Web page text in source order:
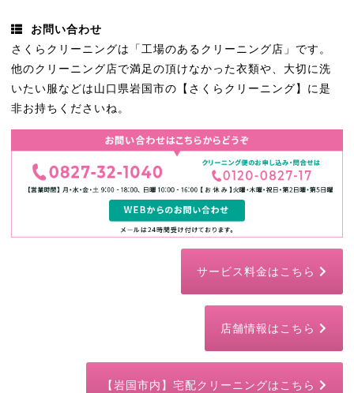
お問い合わせ
さくらクリーニングは「工場のあるクリーニング店」です。
他のクリーニング店で満足の頂けなかった衣類や、大切に洗
いたい服などは山口県岩国市の【さくらクリーニング】に是
非お持ちくださいね。
サービス料金はこちら
店舗情報はこちら
【岩国市内】宅配クリーニングはこちら